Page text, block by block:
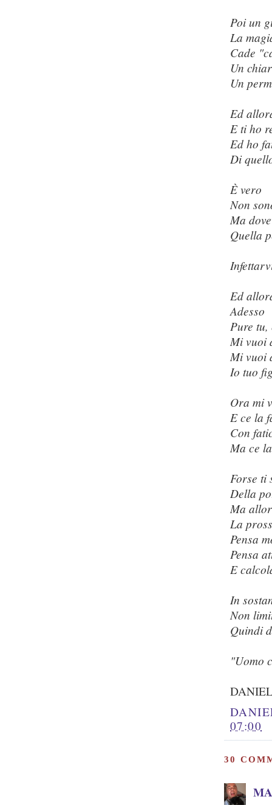
Poi un
La
Cade
Un
Un
Ed
E ti ho
Ed ho
Di
È vero
Non
Ma
Quella
Ed
Adesso
Pure
Mi vuoi
Mi vuoi
Io tuo
Ora mi
E ce la
Con
Ma ce
Forse ti
Della
Ma
La
Pensa
Pensa
E
In
Non
Quindi
"Uomo
07:00
30